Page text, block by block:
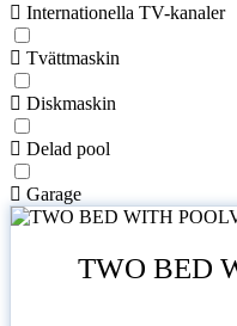
Internationella TV-kanaler
Tvättmaskin
Diskmaskin
Delad pool
Garage
TWO BED